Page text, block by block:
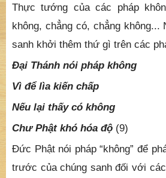
Thực tướng của các pháp
không, chẳng có, chẳng không...
sanh khởi thêm thứ gì trên các
Đại Thánh nói pháp không
Vì để lìa kiến chấp
Nếu lại thấy có không
Chư Phật khó hóa độ (9)
Đức Phật nói pháp “không” để
trước của chúng sanh đối với